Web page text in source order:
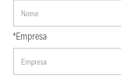
*Empresa